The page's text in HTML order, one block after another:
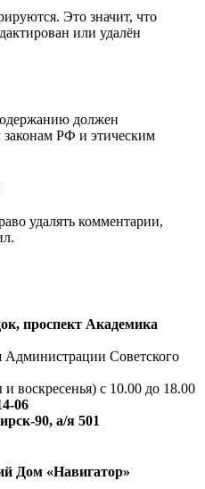
Это значит, что
или удалён
должен
законам РФ и этическим
удалять комментарии,
проспект Академика
Администрации Советского
с 10.00 до 18.00
06
90, а/я 501
Дом «Навигатор»